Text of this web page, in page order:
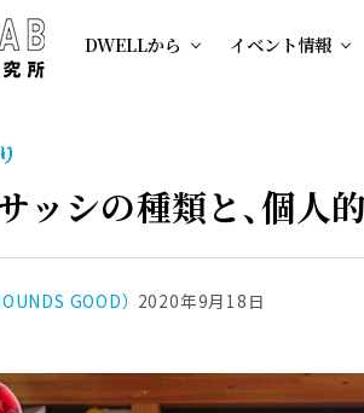
DWELLから イベント情報
ッシの種類と、個人
GOOD） 2020年9月18日